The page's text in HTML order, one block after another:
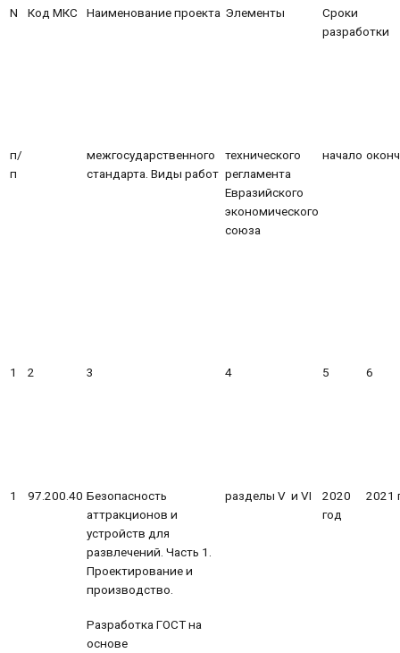
N Код МКС Наименование проекта Элементы
Сроки
разработки
п/
п
межгосударственного
стандарта. Виды работ
технического
регламента
Евразийского
экономического
союза
начало
1 2 3 4 5 6
1 97.200.40 Безопасность
аттракционов и
устройств для
развлечений. Часть 1.
Проектирование и
производство.
Разработка ГОСТ на
основе
разделы V и VI
2020
год
2021